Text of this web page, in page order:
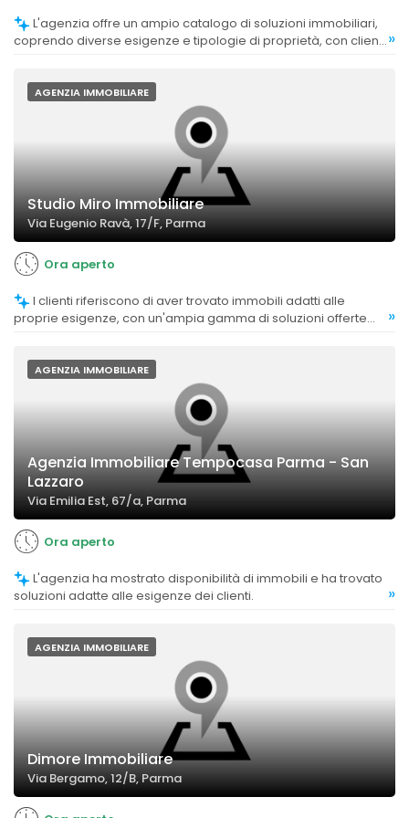
coprendo diverse esigenze e tipologie di proprietà, con clienti »
AGENZIA IMMOBILIARE
Studio Miro Immobiliare
Via Eugenio Ravà, 17/F, Parma
Ora aperto
proprie esigenze, con un'ampia gamma di soluzioni offerte
»
AGENZIA IMMOBILIARE
Agenzia Immobiliare Tempocasa Parma - San
Lazzaro
Via Emilia Est, 67/a, Parma
Ora aperto
soluzioni adatte alle esigenze dei clienti.
»
AGENZIA IMMOBILIARE
Dimore Immobiliare
Via Bergamo, 12/B, Parma